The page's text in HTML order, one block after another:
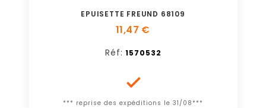
EPUISETTE FREUND 68109
11,47 €
Réf: 1570532

*** reprise des expéditions le 31/08***